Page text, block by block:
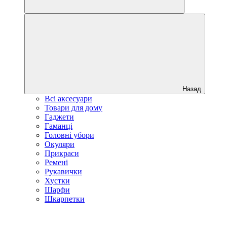
Назад
Всі аксесуари
Товари для дому
Гаджети
Гаманці
Головні убори
Окуляри
Прикраси
Ремені
Рукавички
Хустки
Шарфи
Шкарпетки